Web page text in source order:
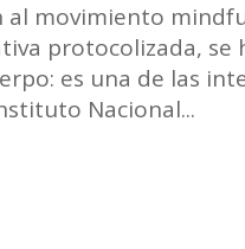
movimiento
protocolizada,
es una de las
Nacional...